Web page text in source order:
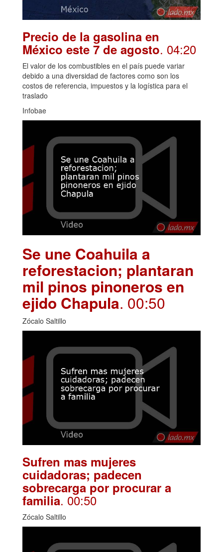
Precio de la gasolina en
México este 7 de agosto. 04:20
El valor de los combustibles en el país puede variar
debido a una diversidad de factores como son los
costos de referencia, impuestos y la logística para el
traslado
Infobae
Se une Coahuila a
reforestacion; plantaran
mil pinos pinoneros en
ejido Chapula. 00:50
Zócalo Saltillo
Sufren mas mujeres
cuidadoras; padecen
sobrecarga por procurar a
familia. 00:50
Zócalo Saltillo